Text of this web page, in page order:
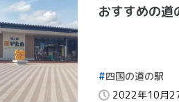
おすすめの道
四国の道の駅
2022年10月